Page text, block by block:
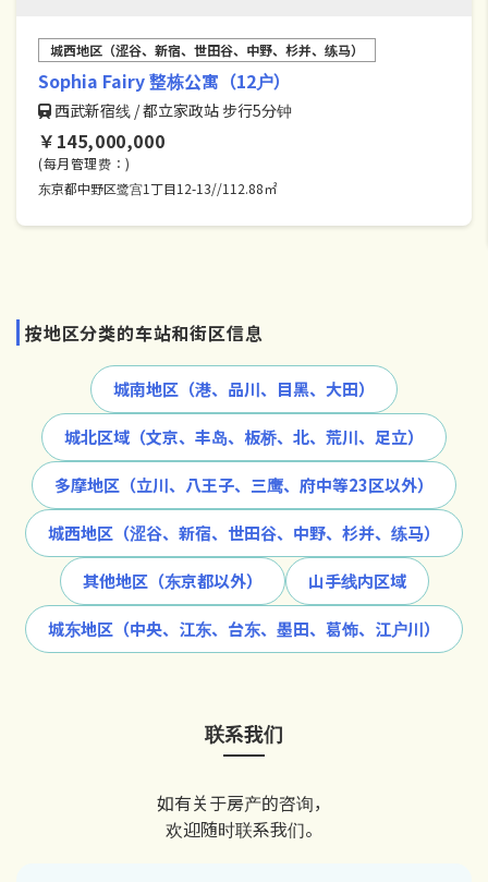
城西地区（涩谷、新宿、世田谷、中野、杉并、练马）
Sophia Fairy 整栋公寓（12户）
西武新宿线 / 都立家政站 步行5分钟
￥145,000,000
(每月管理费：)
东京都中野区鹭宫1丁目12-13//112.88㎡
按地区分类的车站和街区信息
城南地区（港、品川、目黑、大田）
城北区域（文京、丰岛、板桥、北、荒川、足立）
多摩地区（立川、八王子、三鹰、府中等23区以外）
城西地区（涩谷、新宿、世田谷、中野、杉并、练马）
其他地区（东京都以外） 山手线内区域
城东地区（中央、江东、台东、墨田、葛饰、江户川）
联系我们
如有关于房产的咨询，
欢迎随时联系我们。